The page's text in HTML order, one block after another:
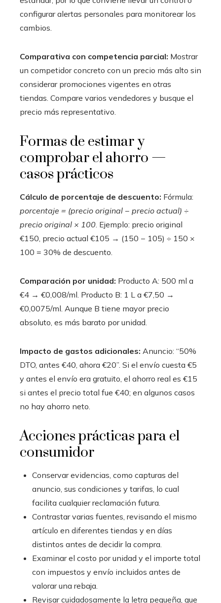
configurar alertas personales para monitorear los
cambios.
Comparativa con competencia parcial: Mostrar
un competidor concreto con un precio más alto sin
considerar promociones vigentes en otras
tiendas. Compare varios vendedores y busque el
precio más representativo.
Formas de estimar y
comprobar el ahorro —
casos prácticos
Cálculo de porcentaje de descuento: Fórmula:
porcentaje = (precio original − precio actual) ÷
precio original × 100 . Ejemplo: precio original
€150, precio actual €105 → (150 − 105) ÷ 150 ×
100 = 30% de descuento.
Comparación por unidad: Producto A: 500 ml a
€4 → €0,008/ml. Producto B: 1 L a €7,50 →
€0,0075/ml. Aunque B tiene mayor precio
absoluto, es más barato por unidad.
Impacto de gastos adicionales: Anuncio: “50%
DTO, antes €40, ahora €20”. Si el envío cuesta €5
y antes el envío era gratuito, el ahorro real es €15
si antes el precio total fue €40; en algunos casos
no hay ahorro neto.
Acciones prácticas para el
consumidor
Conservar evidencias, como capturas del
anuncio, sus condiciones y tarifas, lo cual
facilita cualquier reclamación futura.
Contrastar varias fuentes, revisando el mismo
artículo en diferentes tiendas y en días
distintos antes de decidir la compra.
Examinar el costo por unidad y el importe total
con impuestos y envío incluidos antes de
valorar una rebaja.
Revisar cuidadosamente la letra pequeña, que